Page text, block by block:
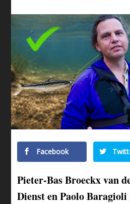
Facebook
Pieter-Bas Broeckx van
Dienst en Paolo Baragioli